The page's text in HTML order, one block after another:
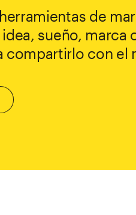
de
sueño, marca
compartirlo con el